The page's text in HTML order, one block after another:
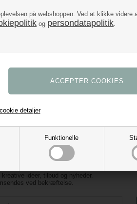
på webshoppen. Ved at klikke videre
og persondatapolitik.
Funktionelle
detaljer
cm
karton
og få 10% rabat
idéer, tilbud og nyheder.
ved bekræftelse.